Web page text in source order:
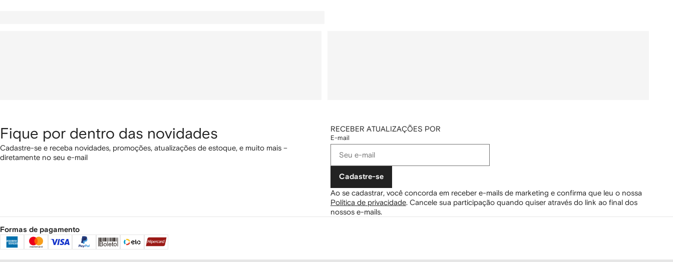
Fique por dentro das novidades
Cadastre-se e receba novidades, promoções, atualizações de estoque, e muito mais –
diretamente no seu e-mail
RECEBER ATUALIZAÇÕES POR
E-mail
Cadastre-se
Ao se cadastrar, você concorda em receber e-mails de marketing e confirma que leu o nossa
Política de privacidade Cancele sua participação quando quiser através do link ao final dos
nossos e-mails.
Formas de pagamento